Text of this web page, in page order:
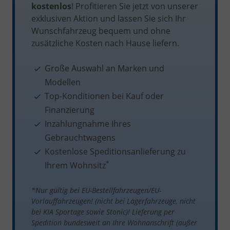
kostenlos! Profitieren Sie jetzt von unserer
exklusiven Aktion und lassen Sie sich Ihr
Wunschfahrzeug bequem und ohne
zusätzliche Kosten nach Hause liefern.
Große Auswahl an Marken und
Modellen
Top-Konditionen bei Kauf oder
Finanzierung
Inzahlungnahme Ihres
Gebrauchtwagens
Kostenlose Speditionsanlieferung zu
Ihrem Wohnsitz*
*Nur gültig bei EU-Bestellfahrzeugen/EU-
Vorlauffahrzeugen! (nicht bei Lagerfahrzeuge, nicht
bei KIA Sportage sowie Stonic)! Lieferung per
Spedition bundesweit an Ihre Wohnanschrift (außer